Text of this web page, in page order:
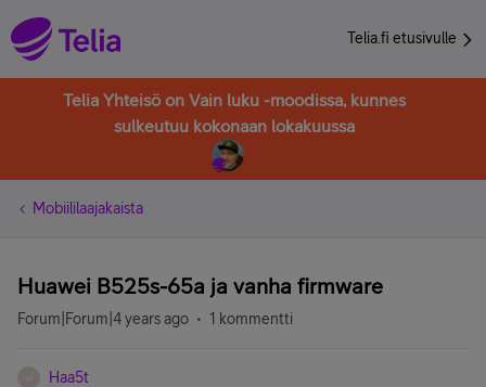
Telia.fi etusivulle
Telia Yhteisö on Vain luku -moodissa, kunnes
sulkeutuu kokonaan lokakuussa
Mobiililaajakaista
Huawei B525s-65a ja vanha firmware
Forum|Forum|4 years ago 1 kommentti
Haa5t